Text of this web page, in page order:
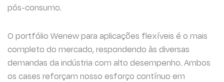
pós-consumo.
O portfólio Wenew para aplicações flexíveis é o mais
completo do mercado, respondendo às diversas
demandas da indústria com alto desempenho. Ambos
os cases reforçam nosso esforço contínuo em